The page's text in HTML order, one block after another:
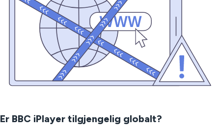
Er BBC iPlayer tilgjengelig globalt?